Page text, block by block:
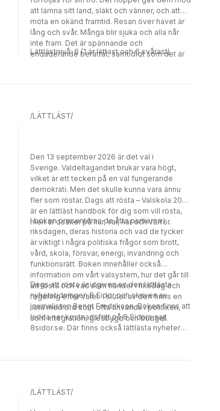
att lämna sitt land, släkt och vänner, och att
möta en okänd framtid. Resan över havet är
lång och svår. Många blir sjuka och alla når
inte fram. Det är spännande och
engagerande berättat, samtidigt som det är
serie i fyra delar. Cecilia Davidsson har skrivit
bland andra Röda Rummet. Nu har hon tagit
Lättlästnivå: 6 (1 är lättast och 6 svårast)
/LÄTTLÄST/
Den 13 september 2026 är det val i
Sverige. Valdeltagandet brukar vara högt,
vilket är ett tecken på en väl fungerande
demokrati. Men det skulle kunna vara ännu
fler som röstar. Dags att rösta – Valskola 2026
är en lättläst handbok för dig som vill rösta,
men är osäker på hur, var, när och varför.
I boken presenteras de åtta partierna i
riksdagen, deras historia och vad de tycker
är viktigt i några politiska frågor som brott,
vård, skola, försvar, energi, invandring och
funktionsrätt. Boken innehåller också
information om vårt valsystem, hur det går till
att rösta och vad som händer i riksdag och
regering efter valet. I slutet av den finns en
lista med ord som ofta används i politiken,
som integration, glesbygd och budget.
Dags att rösta är utgiven av den lättlästa
nyhetstidningen 8 Sidor och skriven av
journalisten Bengt Fredrikson. Boken finns att
ladda ner kostnadsfritt på 8 Sidors sajt
8sidor.se. Där finns också lättlästa nyheter
/LÄTTLÄST/